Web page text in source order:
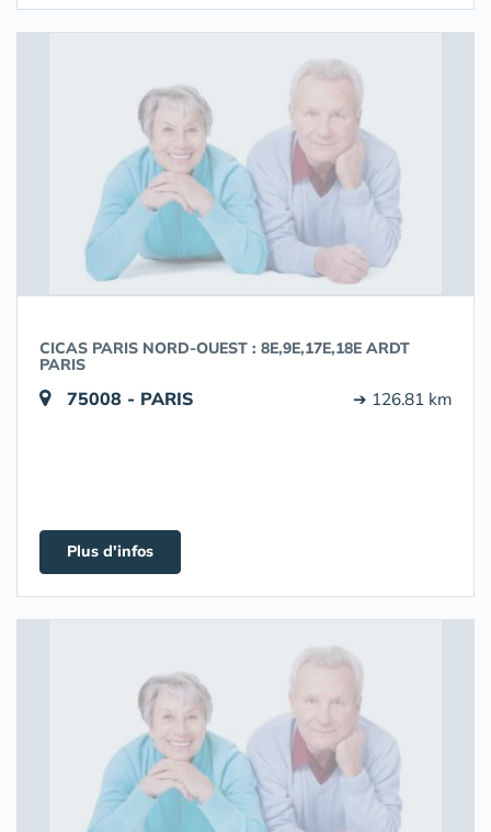
CICAS PARIS NORD-OUEST : 8E,9E,17E,18E ARDT
PARIS
75008 - PARIS ➔ 126.81 km
Plus d'infos